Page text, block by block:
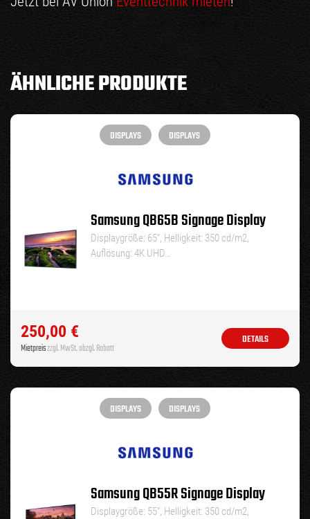
ÄHNLICHE PRODUKTE
DISPLAYS DISPLAYS
Samsung QB65B Signage Display
Displaygröße: 65“, Helligkeit: 350 cd/m2,
Auflösung: 4K UHD…
250,00 €
Mietpreiszzgl. MwSt. abzgl. Rabatt
DETAILS
DISPLAYS DISPLAYS
Samsung QB55R Signage Display
Displaygröße: 55“, Helligkeit: 350 cd/m2,